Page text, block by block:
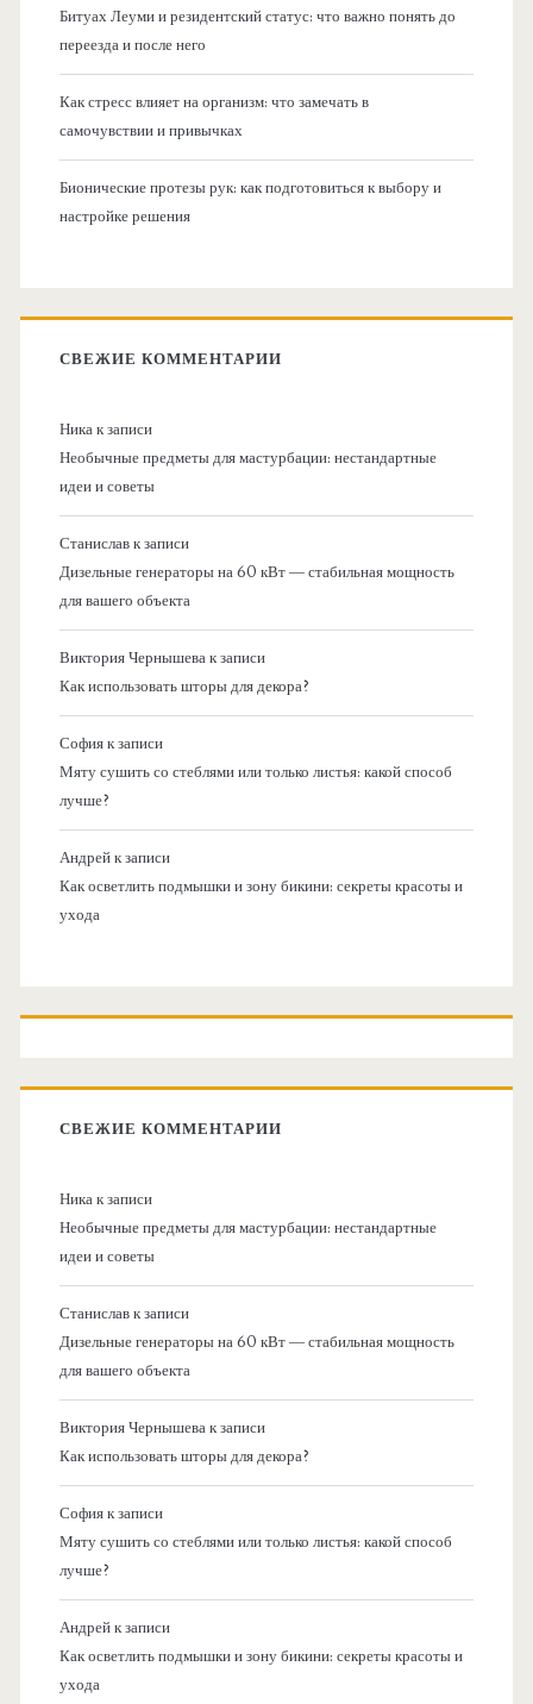
Битуах Леуми и резидентский статус: что важно понять до
переезда и после него
Как стресс влияет на организм: что замечать в
самочувствии и привычках
Бионические протезы рук: как подготовиться к выбору и
настройке решения
СВЕЖИЕ КОММЕНТАРИИ
Никак записи
Необычные предметы для мастурбации: нестандартные
идеи и советы
Станиславк записи
Дизельные генераторы на 60 кВт — стабильная мощность
для вашего объекта
Виктория Чернышевак записи
Как использовать шторы для декора?
Софияк записи
Мяту сушить со стеблями или только листья: какой способ
лучше?
Андрейк записи
Как осветлить подмышки и зону бикини: секреты красоты и
ухода
СВЕЖИЕ КОММЕНТАРИИ
Никак записи
Необычные предметы для мастурбации: нестандартные
идеи и советы
Станиславк записи
Дизельные генераторы на 60 кВт — стабильная мощность
для вашего объекта
Виктория Чернышевак записи
Как использовать шторы для декора?
Софияк записи
Мяту сушить со стеблями или только листья: какой способ
лучше?
Андрейк записи
Как осветлить подмышки и зону бикини: секреты красоты и
ухода